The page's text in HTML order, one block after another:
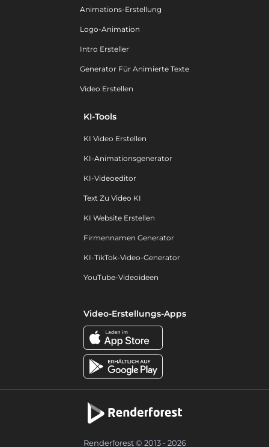
Animations-Erstellung
Logo-Animation
Intro Ersteller
Generator Für Animierte Texte
Video Erstellen
KI-Tools
KI Video Erstellen
KI-Animationsgenerator
KI-Videoeditor
Text Zu Video KI
KI Website Erstellen
Firmennamen Generator
KI-TikTok-Video-Generator
YouTube-Videoideen
Video-Erstellungs-Apps
Renderforest © 2013 - 2026